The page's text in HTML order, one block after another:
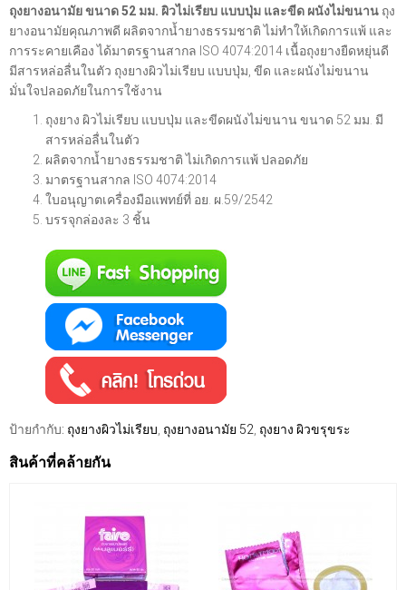
ถุงยางอนามัย ขนาด 52 มม. ผิวไม่เรียบ แบบปุ่ม และขีด ผนังไม่ขนาน ถุง
ยางอนามัยคุณภาพดี ผลิตจากน้ำยางธรรมชาติ ไม่ทำให้เกิดการแพ้ และ
การระคายเคือง ได้มาตรฐานสากล ISO 4074:2014 เนื้อถุงยางยืดหยุ่นดี
มีสารหล่อลื่นในตัว ถุงยางผิวไม่เรียบ แบบปุ่ม, ขีด และผนังไม่ขนาน
มั่นใจปลอดภัยในการใช้งาน
ถุงยาง ผิวไม่เรียบ แบบปุ่ม และขีดผนังไม่ขนาน ขนาด 52 มม. มี
สารหล่อลื่นในตัว
ผลิตจากน้ำยางธรรมชาติ ไม่เกิดการแพ้ ปลอดภัย
มาตรฐานสากล ISO 4074:2014
ใบอนุญาตเครื่องมือแพทย์ที่ อย. ผ.59/2542
บรรจุกล่องละ 3 ชิ้น
ป้ายกำกับ: ถุงยางผิวไม่เรียบ ถุงยางอนามัย 52 ถุงยาง ผิวขรุขระ
สินค้าที่คล้ายกัน